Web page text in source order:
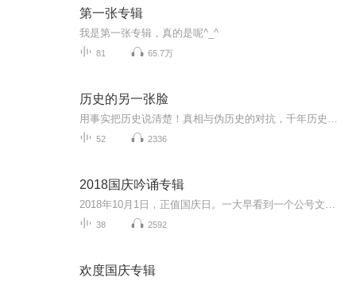
第一张专辑
我是第一张专辑，真的是呢^_^
81 65.7万
历史的另一张脸
52 2336
2018国庆吟诵专辑
38 2592
欢度国庆专辑